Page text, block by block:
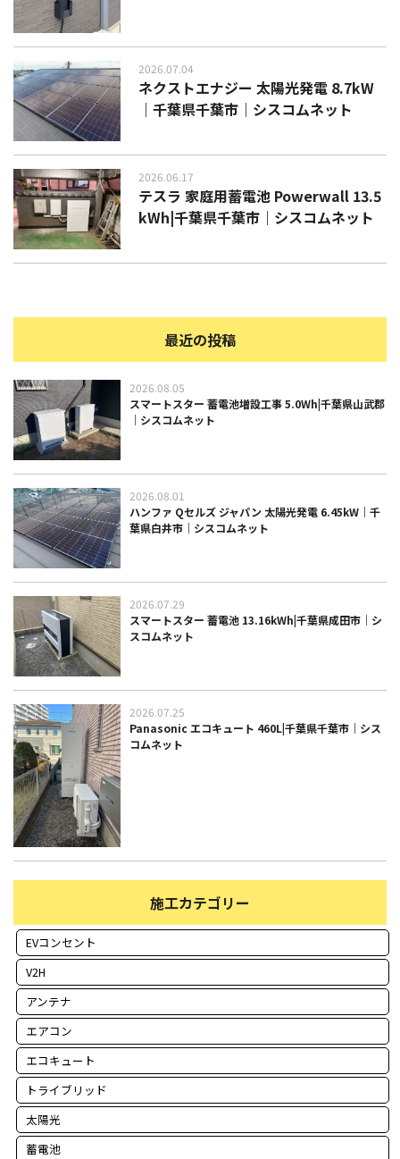
2026.07.04
ネクストエナジー 太陽光発電 8.7kW
｜千葉県千葉市｜シスコムネット
2026.06.17
テスラ 家庭用蓄電池 Powerwall 13.5
kWh|千葉県千葉市｜シスコムネット
最近の投稿
2026.08.05
スマートスター 蓄電池増設工事 5.0Wh|千葉県山武郡
｜シスコムネット
2026.08.01
ハンファ Qセルズ ジャパン 太陽光発電 6.45kW｜千
葉県白井市｜シスコムネット
2026.07.29
スマートスター 蓄電池 13.16kWh|千葉県成田市｜シ
スコムネット
2026.07.25
Panasonic エコキュート 460L|千葉県千葉市｜シス
コムネット
施工カテゴリー
EVコンセント
V2H
アンテナ
エアコン
エコキュート
トライブリッド
太陽光
蓄電池